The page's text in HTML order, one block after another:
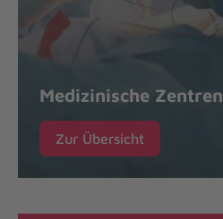
Medizinische Zentren
Zur Übersicht